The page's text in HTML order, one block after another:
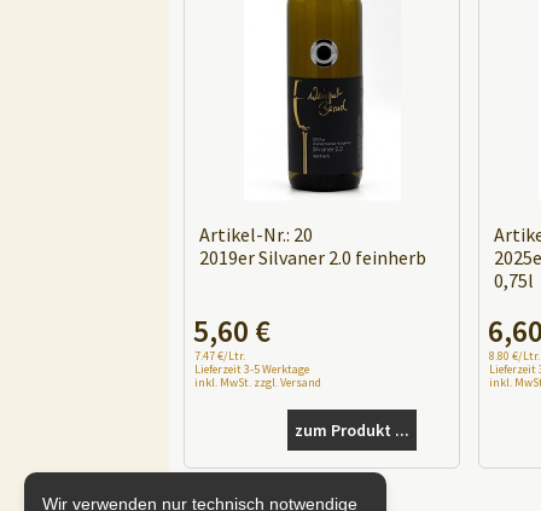
Artikel-Nr.: 20
2019er Silvaner 2.0 feinherb
7.47 €/Ltr.
Lieferzeit 3-5 Werktage
inkl. MwSt. zzgl. Versand
5,60 €
e
a
t
zum Produkt ...
0,75l
8.80 €/Ltr.
Lieferzeit
inkl.
A
n
Wir verwenden nur technisch notwendige